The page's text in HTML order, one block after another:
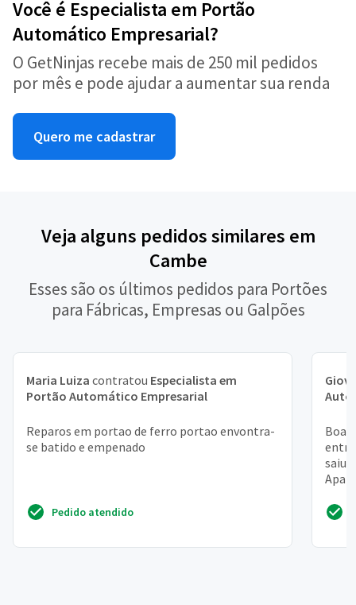
Você é Especialista em Portão
Automático Empresarial?
O GetNinjas recebe mais de 250 mil pedidos
por mês e pode ajudar a aumentar sua renda
Quero me cadastrar
Veja alguns pedidos similares em
Cambe
Esses são os últimos pedidos para Portões
para Fábricas, Empresas ou Galpões
Maria Luiza contratou Especialista em
Portão Automático Empresarial
Reparos em portao de ferro portao envontra-
se batido e empenado
Pedido atendido
Boa
saiu